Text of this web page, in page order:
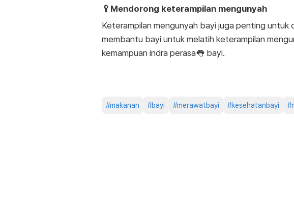
🥄Mendorong keterampilan mengunyah
Keterampilan mengunyah bayi juga penting
membantu bayi untuk melatih keterampilan
kemampuan indra perasa👅 bayi.
#makanan #bayi #merawatbayi #kesehatanbayi #